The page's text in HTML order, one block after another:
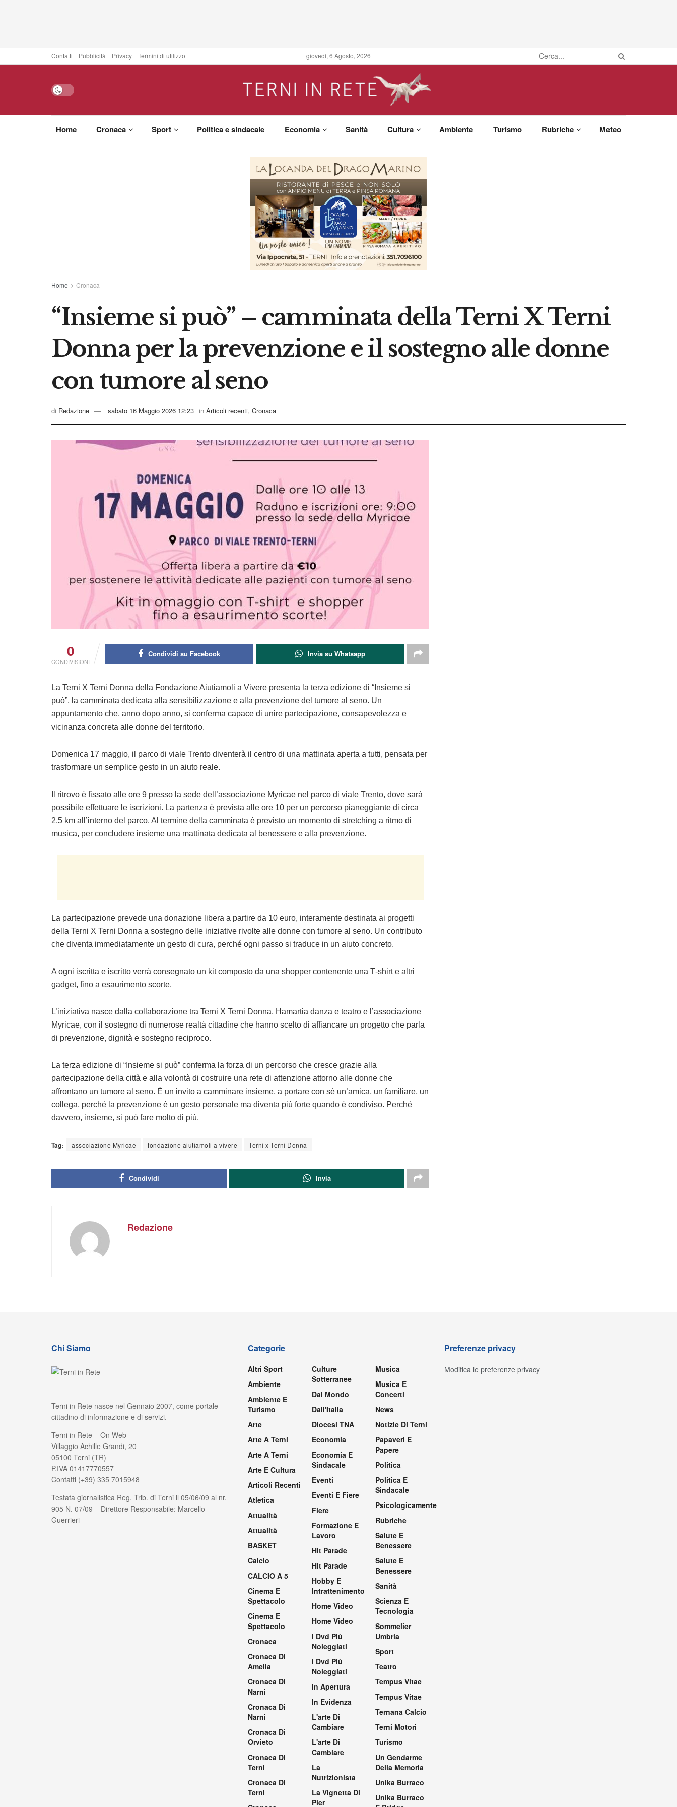
Contatti Pubblicità Privacy Termini di utilizzo giovedì, 6 Agosto, 2026
Home Cronaca Sport Politica e sindacale Economia Sanità Cultura Ambiente Turismo Rubriche Meteo
Home Cronaca
“Insieme si può” – camminata della Terni X Terni
Donna per la prevenzione e il sostegno alle donne
con tumore al seno
di Redazione sabato 16 Maggio 2026 12:23 in Articoli recenti, Cronaca
0
CONDIVISIONI
Condividi su Facebook Invia su Whatsapp
La Terni X Terni Donna della Fondazione Aiutiamoli a Vivere presenta la terza edizione di “Insieme si
può”, la camminata dedicata alla sensibilizzazione e alla prevenzione del tumore al seno. Un
appuntamento che, anno dopo anno, si conferma capace di unire partecipazione, consapevolezza e
vicinanza concreta alle donne del territorio.
Domenica 17 maggio, il parco di viale Trento diventerà il centro di una mattinata aperta a tutti, pensata per
trasformare un semplice gesto in un aiuto reale.
Il ritrovo è fissato alle ore 9 presso la sede dell’associazione Myricae nel parco di viale Trento, dove sarà
possibile effettuare le iscrizioni. La partenza è prevista alle ore 10 per un percorso pianeggiante di circa
2,5 km all’interno del parco. Al termine della camminata è previsto un momento di stretching a ritmo di
musica, per concludere insieme una mattinata dedicata al benessere e alla prevenzione.
La partecipazione prevede una donazione libera a partire da 10 euro, interamente destinata ai progetti
della Terni X Terni Donna a sostegno delle iniziative rivolte alle donne con tumore al seno. Un contributo
che diventa immediatamente un gesto di cura, perché ogni passo si traduce in un aiuto concreto.
A ogni iscritta e iscritto verrà consegnato un kitcomposto da una shopper contenente una T‑shirt e altri
gadget, fino a esaurimento scorte.
L’iniziativa nasce dalla collaborazione tra Terni X Terni Donna, Hamartia danza e teatro e l’associazione
Myricae, con il sostegno di numerose realtà cittadine che hanno scelto di affiancare un progetto che parla
di prevenzione, dignità e sostegno reciproco.
La terza edizione di “Insieme si può” conferma la forza di un percorso che cresce grazie alla
partecipazione della città e alla volontà di costruire una rete di attenzione attorno alle donne che
affrontano un tumore al seno. È un invito a camminare insieme, a portare con sé un’amica, un familiare, un
collega, perché la prevenzione è un gesto personale ma diventa più forte quando è condiviso. Perché
davvero, insieme, si può fare molto di più.
Tag: associazione Myricae fondazione aiutiamoli a vivere Terni x Terni Donna
Condividi Invia
Redazione
Chi Siamo
Terni in Rete nasce nel Gennaio 2007, come portale
cittadino di informazione e di servizi.
Terni in Rete – On Web
Villaggio Achille Grandi, 20
05100 Terni (TR)
P.IVA 01417770557
Contatti (+39) 335 7015948
Testata giornalistica Reg. Trib. di Terni il 05/06/09 al nr.
905 N. 07/09 – Direttore Responsabile: Marcello
Guerrieri
Categorie
Altri Sport
Ambiente
Ambiente E
Turismo
Arte
Arte A Terni
Arte A Terni
Arte E Cultura
Articoli Recenti
Atletica
Attualità
Attualità
BASKET
Calcio
CALCIO A 5
Cinema E
Spettacolo
Cinema E
Spettacolo
Cronaca
Cronaca Di
Amelia
Cronaca Di
Narni
Cronaca Di
Narni
Cronaca Di
Orvieto
Cronaca Di
Terni
Cronaca Di
Terni
Culture
Sotterranee
Dal Mondo
Dall'Italia
Diocesi TNA
Economia
Economia E
Sindacale
Eventi
Eventi E Fiere
Fiere
Formazione E
Lavoro
Hit Parade
Hit Parade
Hobby E
Intrattenimento
Home Video
Home Video
I Dvd Più
Noleggiati
I Dvd Più
Noleggiati
In Apertura
In Evidenza
L'arte Di
Cambiare
L'arte Di
Cambiare
La
Nutrizionista
La Vignetta Di
Pier
Musica
Musica E
Concerti
News
Notizie Di Terni
Papaveri E
Papere
Politica
Politica E
Sindacale
Psicologicamente
Rubriche
Salute E
Benessere
Salute E
Benessere
Sanità
Scienza E
Tecnologia
Sommelier
Umbria
Sport
Teatro
Tempus Vitae
Tempus Vitae
Ternana Calcio
Terni Motori
Turismo
Un Gendarme
Della Memoria
Unika Burraco
Unika Burraco
Preferenze privacy
Modifica le preferenze privacy